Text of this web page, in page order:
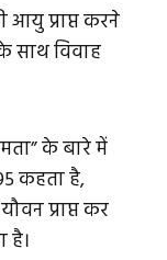
आयु प्राप्त करने
साथ विवाह
के बारे में
कहता है,
प्राप्त कर
है।